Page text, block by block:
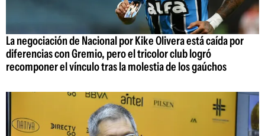
La negociación de Nacional por Kike Olivera está caída por
diferencias con Gremio, pero el tricolor club logró
recomponer el vínculo tras la molestia de los gaúchos